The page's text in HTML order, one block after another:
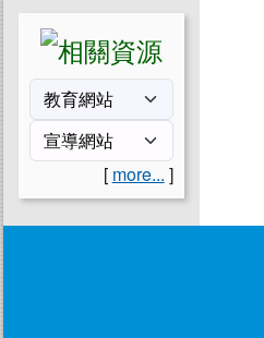
[ more... ]